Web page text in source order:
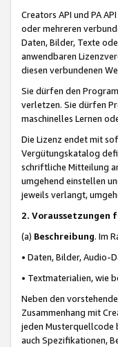
Creators API und PA
oder mehreren
Daten, Bilder, Texte
anwendbaren
diesen verbundenen
Sie dürfen den
verletzen. Sie dürfen
maschinelles Lernen
Die Lizenz endet mit
Vergütungskatalog
schriftliche Mitteilung
umgehend einstellen
jeweils verlangt,
2. Voraussetzungen
(a) Beschreibung. Im
• Daten, Bilder, Audio-
• Textmaterialien, wie
Neben den
Zusammenhang mit
jeden Musterquellcode
auch Spezifikationen,